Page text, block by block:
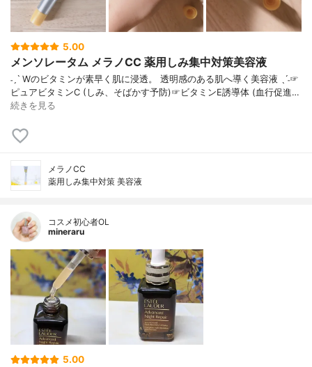
5.00
メンソレータム メラノCC 薬用しみ集中対策美容液
˗ˏˋ Wのビタミンが素早く肌に浸透。 透明感のある肌へ導く美容液 ˎˊ˗☞
ピュアビタミンC (しみ、そばかす予防)☞ビタミンE誘導体 (血行促進…
続きを見る
メラノCC
薬用しみ集中対策 美容液
コスメ初心者OL
mineraru
5.00